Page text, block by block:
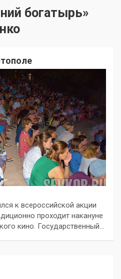
богатырь»
к всероссийской акции
проходит накануне
кино. Государственный…